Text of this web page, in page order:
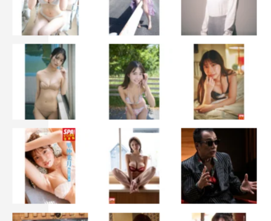
平田満 柳沢慎吾 石橋杏奈
竹財輝之助 鈴木亮平